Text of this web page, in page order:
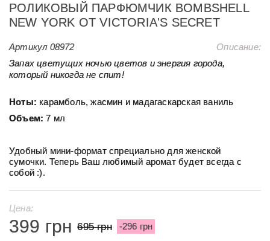
РОЛИКОВЫЙ ПАРФЮМЧИК BOMBSHELL
NEW YORK ОТ VICTORIA'S SECRET
Артикул 08972
Описание:
Запах цветущих ночью цветов и энергия города,
который никогда не спит!
Ноты: карамболь, жасмин и мадагаскарская ваниль
Объем: 7 мл
Удобный мини-формат спрециально для женской
сумочки. Теперь Ваш любимый аромат будет всегда с
собой :).
Цена:
399 грн 695 грн -296 грн